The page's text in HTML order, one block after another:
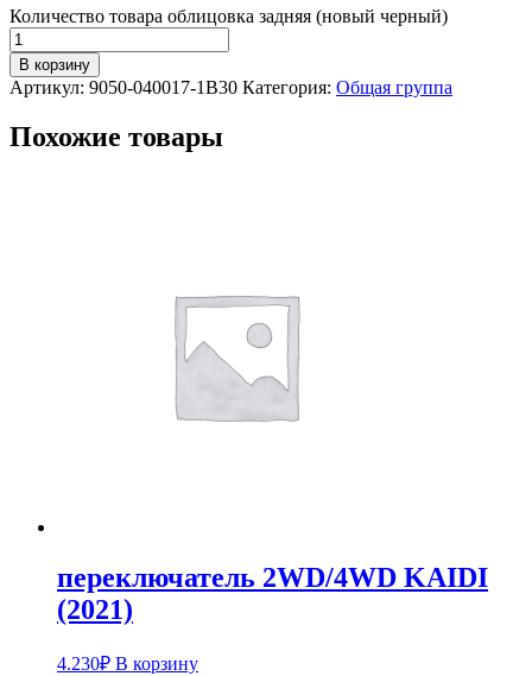
Количество товара облицовка задняя (новый черный)
В корзину
Артикул: 9050-040017-1B30 Категория: Общая группа
Похожие товары
переключатель 2WD/4WD KAIDI
(2021)
4.230₽ В корзину